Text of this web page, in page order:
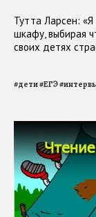
Тутта Ларсен:
шкафу, выбирая
своих детях
#дети#ЕГЭ#